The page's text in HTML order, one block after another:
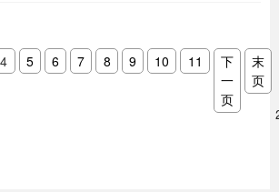
4 5 6 7 8 9 10 11
下
一
页
末
页